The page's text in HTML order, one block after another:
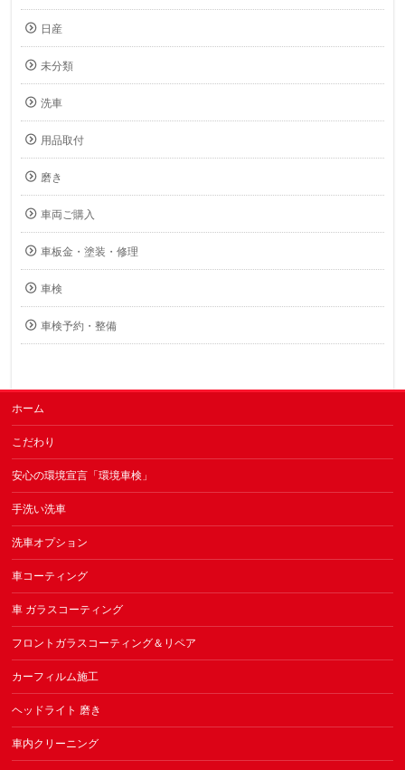
日産
未分類
洗車
用品取付
磨き
車両ご購入
車板金・塗装・修理
車検
車検予約・整備
ホーム
こだわり
安心の環境宣言「環境車検」
手洗い洗車
洗車オプション
車コーティング
車 ガラスコーティング
フロントガラスコーティング＆リペア
カーフィルム施工
ヘッドライト 磨き
車内クリーニング